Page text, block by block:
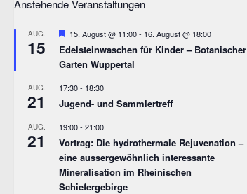
Anstehende Veranstaltungen
AUG.
15
Empfohlen
15. August @ 11:00- 16. August @ 18:00
Edelsteinwaschen für Kinder – Botanischer
Garten Wuppertal
AUG.
21
17:30- 18:30
Jugend- und Sammlertreff
AUG.
21
19:00- 21:00
Vortrag: Die hydrothermale Rejuvenation –
eine aussergewöhnlich interessante
Mineralisation im Rheinischen
Schiefergebirge